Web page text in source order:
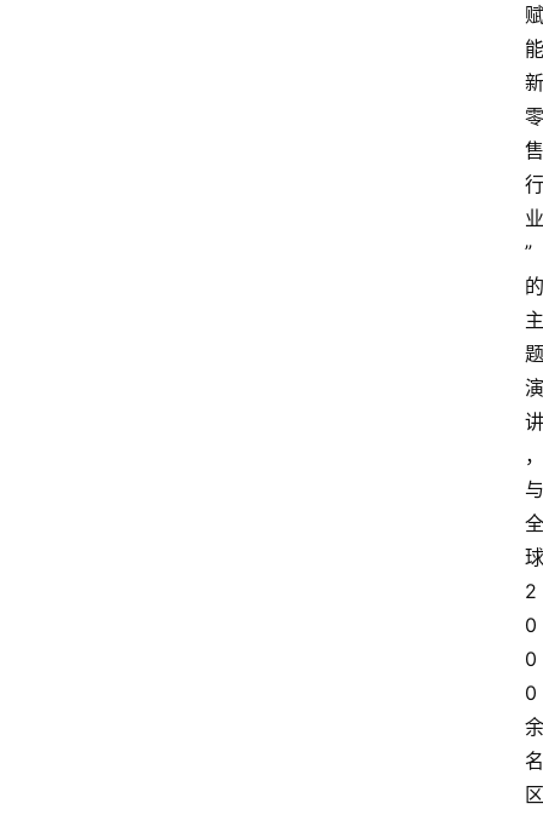
赋
能
新
零
售
行
业
”
的
主
题
演
讲
，
与
全
球
2
0
0
0
余
名
区